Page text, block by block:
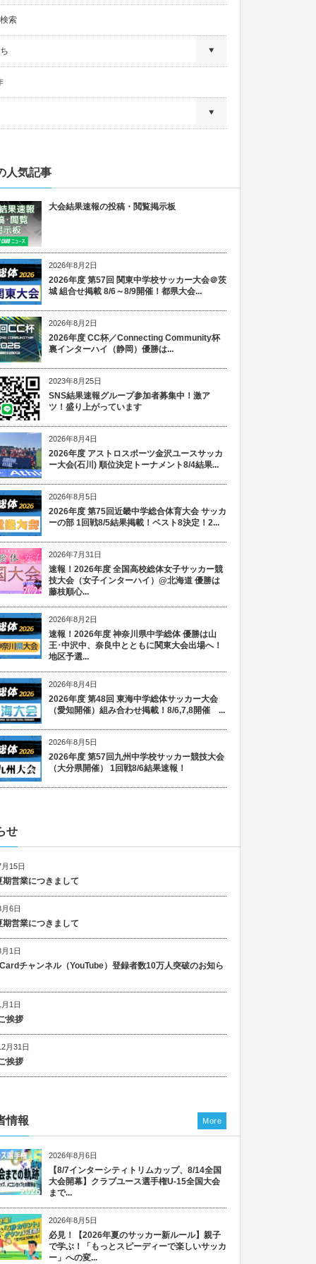
索
人気記事
大会結果速報の投稿・閲覧掲示板
2026年8月2日
2026年度 第57回 関東中学校サッカー大会＠茨
城 組合せ掲載 8/6～8/9開催！都県大会...
2026年8月2日
2026年度 CC杯／Connecting Community杯
裏インターハイ（静岡）優勝は...
2023年8月25日
SNS結果速報グループ参加者募集中！激ア
ツ！盛り上がっています
2026年8月4日
2026年度 アストロスポーツ金沢ユースサッカ
ー大会(石川) 順位決定トーナメント8/4結果...
2026年8月5日
2026年度 第75回近畿中学総合体育大会 サッカ
ーの部 1回戦8/5結果掲載！ベスト8決定！2...
2026年7月31日
速報！2026年度 全国高校総体女子サッカー競
技大会（女子インターハイ）@北海道 優勝は
藤枝順心...
2026年8月2日
速報！2026年度 神奈川県中学総体 優勝は山
王･中沢中、奈良中とともに関東大会出場へ！
地区予選...
2026年8月4日
2026年度 第48回 東海中学総体サッカー大会
（愛知開催）組み合わせ掲載！8/6,7,8開催 ...
2026年8月5日
2026年度 第57回九州中学校サッカー競技大会
（大分県開催） 1回戦8/6結果速報！
せ
15日
期営業につきまして
6日
期営業につきまして
1日
チャンネル（YouTube）登録者数10万人突破のお知ら
1日
挨拶
月31日
挨拶
情報
2026年8月6日
【8/7インターシティトリムカップ、8/14全国
大会開幕】クラブユース選手権U-15全国大会
まで...
2026年8月5日
必見！【2026年夏のサッカー新ルール】親子
で学ぶ！「もっとスピーディーで楽しいサッカ
ー」への変...
More